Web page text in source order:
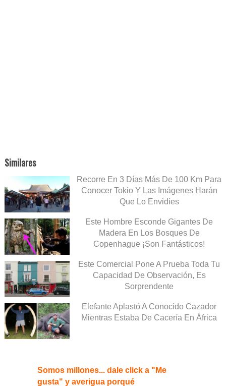
Similares
Recorre En 3 Días Más De 100 Km Para
Conocer Tokio Y Las Imágenes Harán
Que Lo Envidies
Este Hombre Esconde Gigantes De
Madera En Los Bosques De
Copenhague ¡Son Fantásticos!
Este Comercial Pone A Prueba Toda Tu
Capacidad De Observación, Es
Sorprendente
Elefante Aplastó A Conocido Cazador
Mientras Estaba De Cacería En África
Somos millones... dale click a "Me
gusta" y averigua porqué